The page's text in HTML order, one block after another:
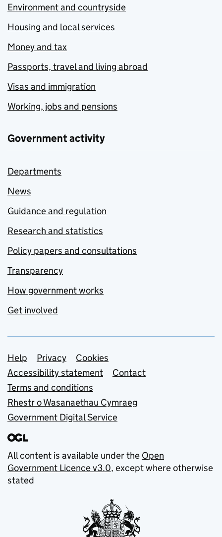
Environment and countryside
Housing and local services
Money and tax
Passports, travel and living abroad
Visas and immigration
Working, jobs and pensions
Government activity
Departments
News
Guidance and regulation
Research and statistics
Policy papers and consultations
Transparency
How government works
Get involved
Support links
Help Privacy
Cookies
Accessibility statement
Contact
Terms and conditions
Rhestr o Wasanaethau Cymraeg
Government Digital Service
All content is available under the Open
Government Licence v3.0, except where otherwise
stated